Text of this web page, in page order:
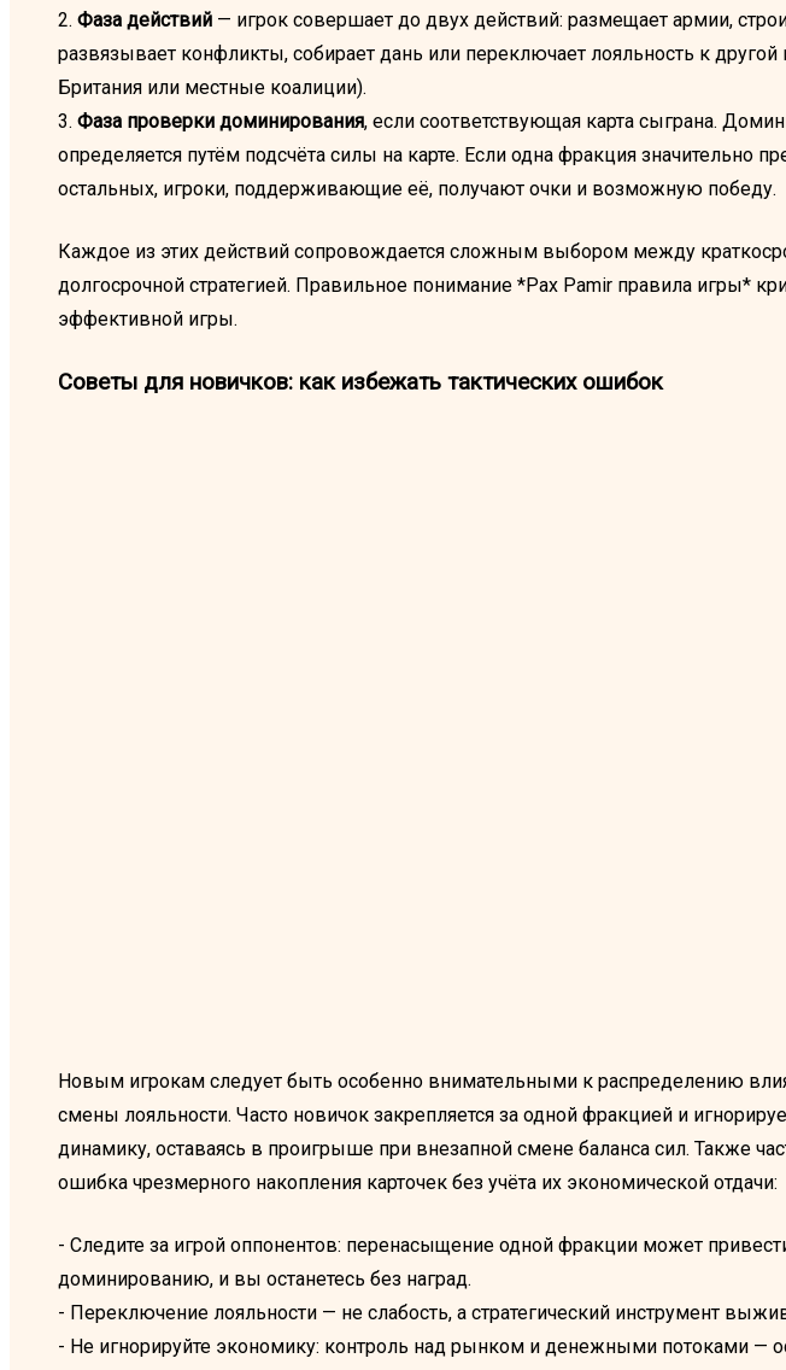
2. Фаза действий — игрок совершает до двух действий: размещает армии,
развязывает конфликты, собирает дань или переключает лояльность к
Британия или местные коалиции).
3. Фаза проверки доминирования, если соответствующая карта сыграна.
определяется путём подсчёта силы на карте. Если одна фракция значительно
остальных, игроки, поддерживающие её, получают очки и возможную победу.
Каждое из этих действий сопровождается сложным выбором между
долгосрочной стратегией. Правильное понимание *Pax Pamir правила игры*
эффективной игры.
Советы для новичков: как избежать тактических ошибок
Новым игрокам следует быть особенно внимательными к распределению
смены лояльности. Часто новичок закрепляется за одной фракцией и
динамику, оставаясь в проигрыше при внезапной смене баланса сил. Также
ошибка чрезмерного накопления карточек без учёта их экономической отдачи:
- Следите за игрой оппонентов: перенасыщение одной фракции может
доминированию, и вы останетесь без наград.
- Переключение лояльности — не слабость, а стратегический инструмент
- Не игнорируйте экономику: контроль над рынком и денежными потоками —